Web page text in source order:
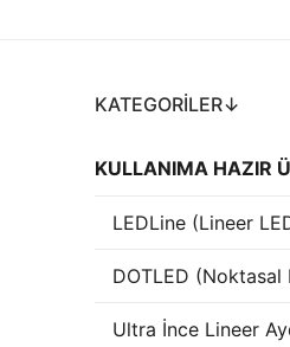
KATEGORILER↓
KULLANIMA HAZIR
LEDLine (Lineer
DOTLED (Noktasal
Ultra İnce Lineer